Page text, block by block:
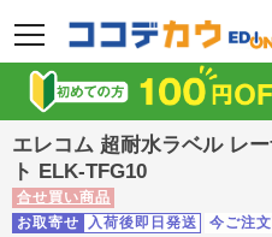
メニュー
エレコム 超耐水ラベル レ
ト ELK-TFG10
合せ買い商品
お取寄せ
入荷後即日発送 今ご注